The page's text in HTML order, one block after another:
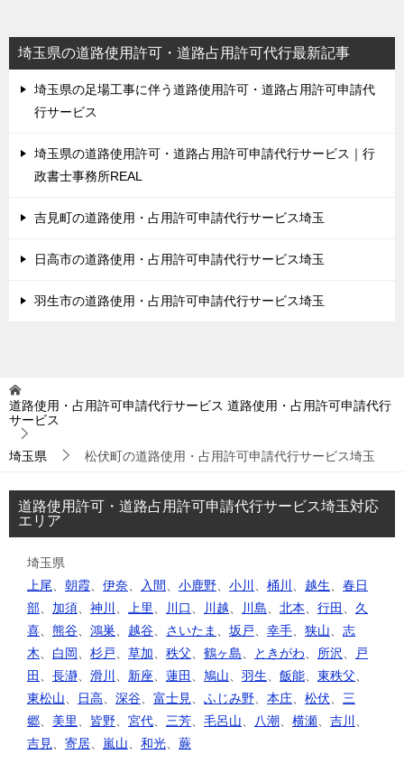
埼玉県の道路使用許可・道路占用許可代行最新記事
埼玉県の足場工事に伴う道路使用許可・道路占用許可申請代
行サービス
埼玉県の道路使用許可・道路占用許可申請代行サービス｜行
政書士事務所REAL
吉見町の道路使用・占用許可申請代行サービス埼玉
日高市の道路使用・占用許可申請代行サービス埼玉
羽生市の道路使用・占用許可申請代行サービス埼玉
道路使用・占用許可申請代行サービス 道路使用・占用許可申請代行
サービス
埼玉県 松伏町の道路使用・占用許可申請代行サービス埼玉
道路使用許可・道路占用許可申請代行サービス埼玉対応
エリア
埼玉県
上尾
朝霞 伊奈 入間 小鹿野 小川 桶川 越生
春日
部
加須 神川 上里 川口 川越 川島 北本 行田
久
喜
熊谷 鴻巣 越谷 さいたま 坂戸 幸手 狭山
志
木
白岡 杉戸 草加 秩父 鶴ヶ島 ときがわ 所沢
戸
田
長瀞 滑川 新座 蓮田 鳩山 羽生 飯能 東秩父
東松山
日高 深谷 富士見 ふじみ野 本庄 松伏
三
郷
美里 皆野 宮代 三芳 毛呂山 八潮 横瀬 吉川
吉見
寄居 嵐山 和光 蕨